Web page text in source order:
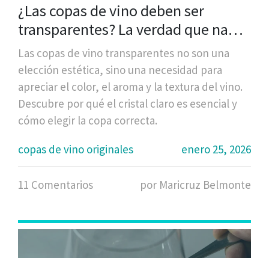
¿Las copas de vino deben ser
transparentes? La verdad que nadie
te cuenta
Las copas de vino transparentes no son una
elección estética, sino una necesidad para
apreciar el color, el aroma y la textura del vino.
Descubre por qué el cristal claro es esencial y
cómo elegir la copa correcta.
copas de vino originales
enero 25, 2026
11 Comentarios por Maricruz Belmonte